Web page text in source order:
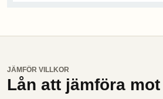
JÄMFÖR VILLKOR
Lån att jämföra